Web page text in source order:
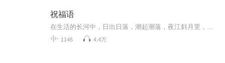
祝福语
1146 4.4万